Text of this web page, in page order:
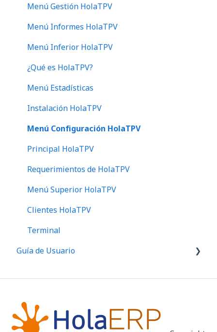
Tesorería
Ventas
Instalación
Almacén
Principal
Clientes
Informes
Requerimientos de HolaERP 3.0
Compras
Comerciales
Estadísticas
Proveedores
¿Qué es HolaERP?
Menú Gestión HolaTPV
Menú Informes HolaTPV
Menú Inferior HolaTPV
¿Qué es HolaTPV?
Menú Estadísticas
Instalación HolaTPV
Menú Configuración HolaTPV
Principal HolaTPV
Requerimientos de HolaTPV
Menú Superior HolaTPV
Clientes HolaTPV
Terminal
Guía de Usuario